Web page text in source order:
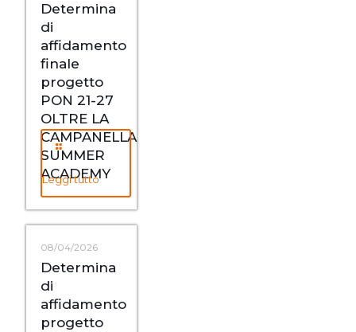
Determina
di
affidamento
finale
progetto
PON 21-27
OLTRE LA
CAMPANELLA
SUMMER
ACADEMY
Leggi tutto
08/04/2026
Determina
di
affidamento
progetto